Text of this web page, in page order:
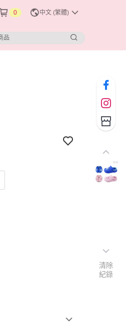
0 中文 (繁體)
清除
紀錄